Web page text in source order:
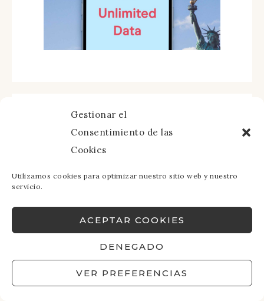
Gestionar el
Consentimiento de las
Cookies
Utilizamos cookies para optimizar nuestro sitio web y nuestro
servicio.
ACEPTAR COOKIES
DENEGADO
VER PREFERENCIAS